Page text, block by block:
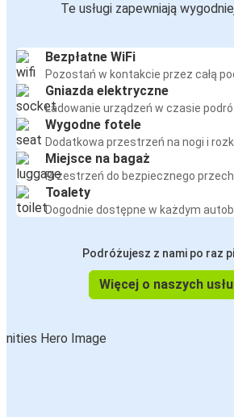
Te usługi zapewniają
Bezpłatne WiFi
Pozostań w kontakcie przez całą
Gniazda elektryczne
Ładowanie urządzeń w czasie
Wygodne fotele
Dodatkowa przestrzeń na nogi i
Miejsce na bagaż
Przestrzeń do bezpiecznego
Toalety
Dogodnie dostępne w każdym
Podróżujesz z nami po raz
Więcej o naszych